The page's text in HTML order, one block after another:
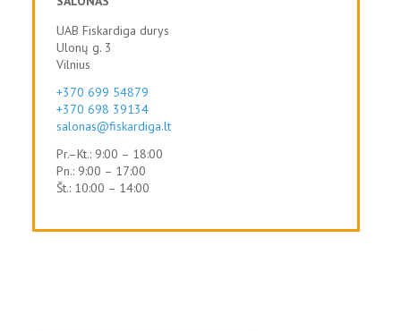
UAB Fiskardiga durys
Ulonų g. 3
Vilnius
+370 699 54879
+370 698 39134
salonas@fiskardiga.lt
Pr.–Kt.: 9:00 – 18:00
Pn.: 9:00 – 17:00
Št.: 10:00 – 14:00